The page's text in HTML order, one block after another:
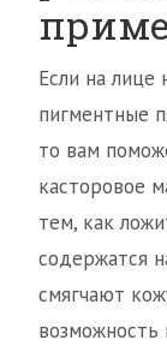
Если на лице
пигментные
то вам
касторовое
тем, как
содержатся
смягчают
возможность